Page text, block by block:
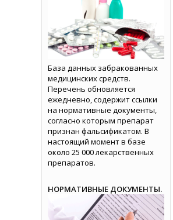
База данных забракованных
медицинских средств.
Перечень обновляется
ежедневно, содержит ссылки
на нормативные документы,
согласно которым препарат
признан фальсификатом. В
настоящий момент в базе
около 25 000 лекарственных
препаратов.
НОРМАТИВНЫЕ ДОКУМЕНТЫ.